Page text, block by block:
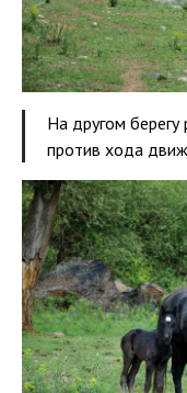
На другом берегу
против хода